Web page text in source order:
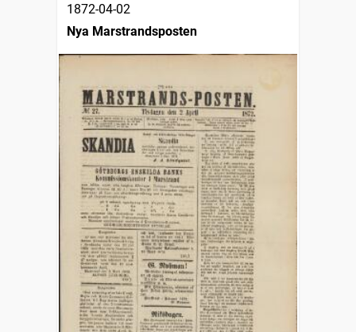
1872-04-02
Nya Marstrandsposten